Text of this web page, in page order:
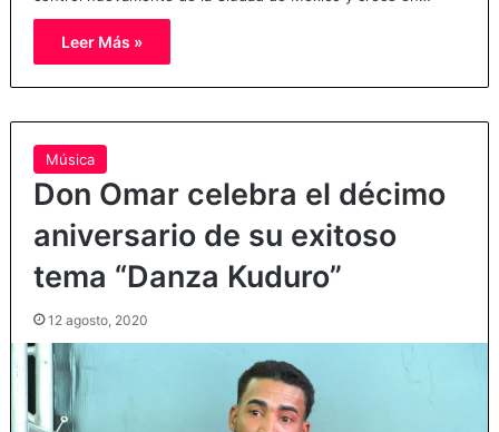
Leer Más »
Música
Don Omar celebra el décimo
aniversario de su exitoso
tema “Danza Kuduro”
12 agosto, 2020